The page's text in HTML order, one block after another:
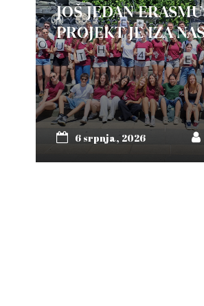
JOŠ JEDAN
PROJEKT JE IZA
6 srpnja, 2026